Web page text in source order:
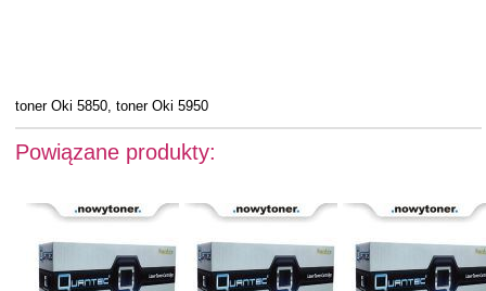
toner Oki 5850, toner Oki 5950
Powiązane produkty: